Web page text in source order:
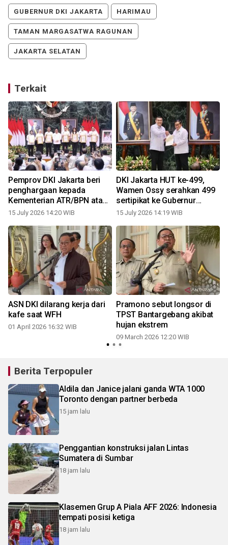
GUBERNUR DKI JAKARTA HARIMAU
TAMAN MARGASATWA RAGUNAN
JAKARTA SELATAN
Terkait
Pemprov DKI Jakarta beri
penghargaan kepada
Kementerian ATR/BPN atas
percepatan pengamanan
15 July 2026 14:20 WIB
DKI Jakarta HUT ke-499,
Wamen Ossy serahkan 499
sertipikat ke Gubernur
Pramono Anung
15 July 2026 14:19 WIB
ASN DKI dilarang kerja dari
kafe saat WFH
01 April 2026 16:32 WIB
Pramono sebut longsor di
TPST Bantargebang akibat
hujan ekstrem
09 March 2026 12:20 WIB
Berita Terpopuler
Aldila dan Janice jalani ganda WTA 1000
Toronto dengan partner berbeda
15 jam lalu
Penggantian konstruksi jalan Lintas
Sumatera di Sumbar
18 jam lalu
Klasemen Grup A Piala AFF 2026: Indonesia
tempati posisi ketiga
18 jam lalu